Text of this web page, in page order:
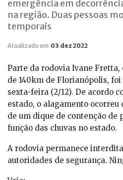
emergência em
na região. Duas pessoas
temporais
Atualizado em 03 dez 2022
Parte da rodovia Ivane Fretta,
de 140km de Florianópolis,
sexta-feira (2/12). De acordo
estado, o alagamento
de um dique de contenção de
função das chuvas no estado.
A rodovia permanece
autoridades de segurança.